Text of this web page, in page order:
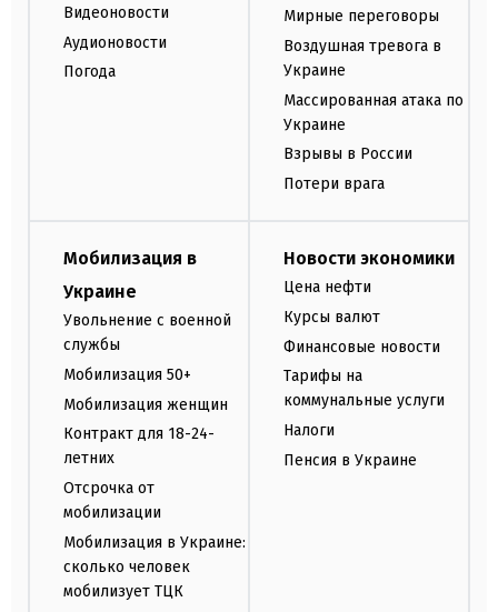
Видеоновости
Аудионовости
Погода
Мирные переговоры
Воздушная тревога в
Украине
Массированная атака по
Украине
Взрывы в России
Потери врага
Мобилизация в
Украине
Увольнение с военной
службы
Мобилизация 50+
Мобилизация женщин
Контракт для 18-24-
летних
Отсрочка от
мобилизации
Мобилизация в Украине:
сколько человек
мобилизует ТЦК
Новости экономики
Цена нефти
Курсы валют
Финансовые новости
Тарифы на
коммунальные услуги
Налоги
Пенсия в Украине